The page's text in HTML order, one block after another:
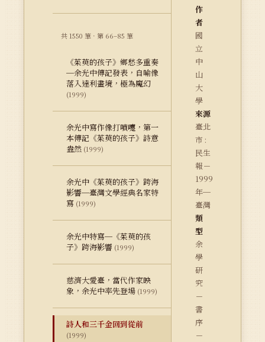
共 1550 筆 · 第 66–85 筆
《茱萸的孩子》鄉愁多重奏
─余光中傳記發表，自喻像
落入達利畫境，極為魔幻
(1999)
余光中寫作像打噴嚏，第一
本傳記《茱萸的孩子》詩意
盎然 (1999)
余光中《茱萸的孩子》跨海
影響─臺灣文學經典名家特
寫 (1999)
余光中特寫─《茱萸的孩
子》跨海影響 (1999)
慈濟大愛臺，當代作家映
象，余光中率先登場 (1999)
詩人和三千金回到從前
(1999)
作
者
國
立
中
山
大
學
來源
臺北
市 :
民生
報－
1999
年─
臺灣
類
型
余
學
研
究
－
書
序
－